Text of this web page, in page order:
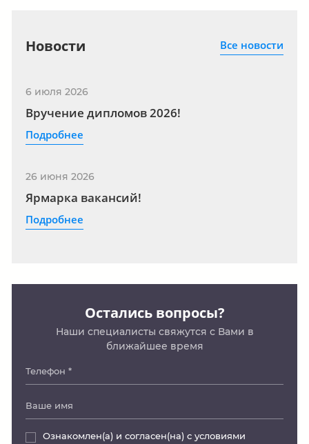
Новости Все новости
6 июля 2026
Вручение дипломов 2026!
Подробнее
26 июня 2026
Ярмарка вакансий!
Подробнее
Остались вопросы?
Наши специалисты свяжутся с Вами в
ближайшее время
Ознакомлен(а) и согласен(на) с условиями